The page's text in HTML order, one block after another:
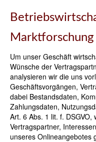
Marktforschung
Um unser Geschäft
Wünsche der
analysieren wir die uns
Geschäftsvorgängen,
dabei Bestandsdaten,
Zahlungsdaten,
Art. 6 Abs. 1 lit. f.
Vertragspartner,
unseres Onlineangebotes